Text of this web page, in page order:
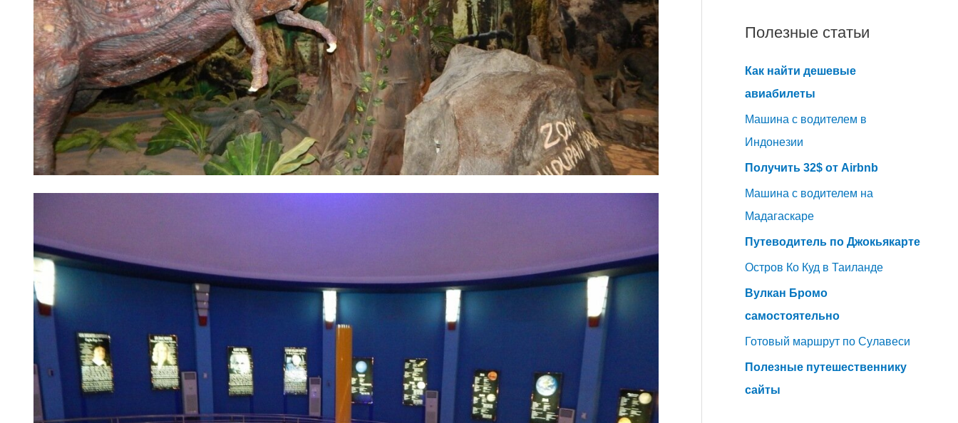
Полезные статьи
Как найти дешевые
авиабилеты
Машина с водителем в
Индонезии
Получить 32$ от Airbnb
Машина с водителем на
Мадагаскаре
Путеводитель по Джокьякарте
Остров Ко Куд в Таиланде
Вулкан Бромо
самостоятельно
Готовый маршрут по Сулавеси
Полезные путешественнику
сайты